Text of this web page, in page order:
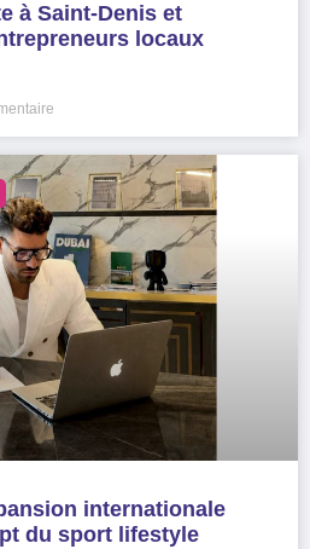
à Saint-Denis et
locaux
internationale
du sport lifestyle